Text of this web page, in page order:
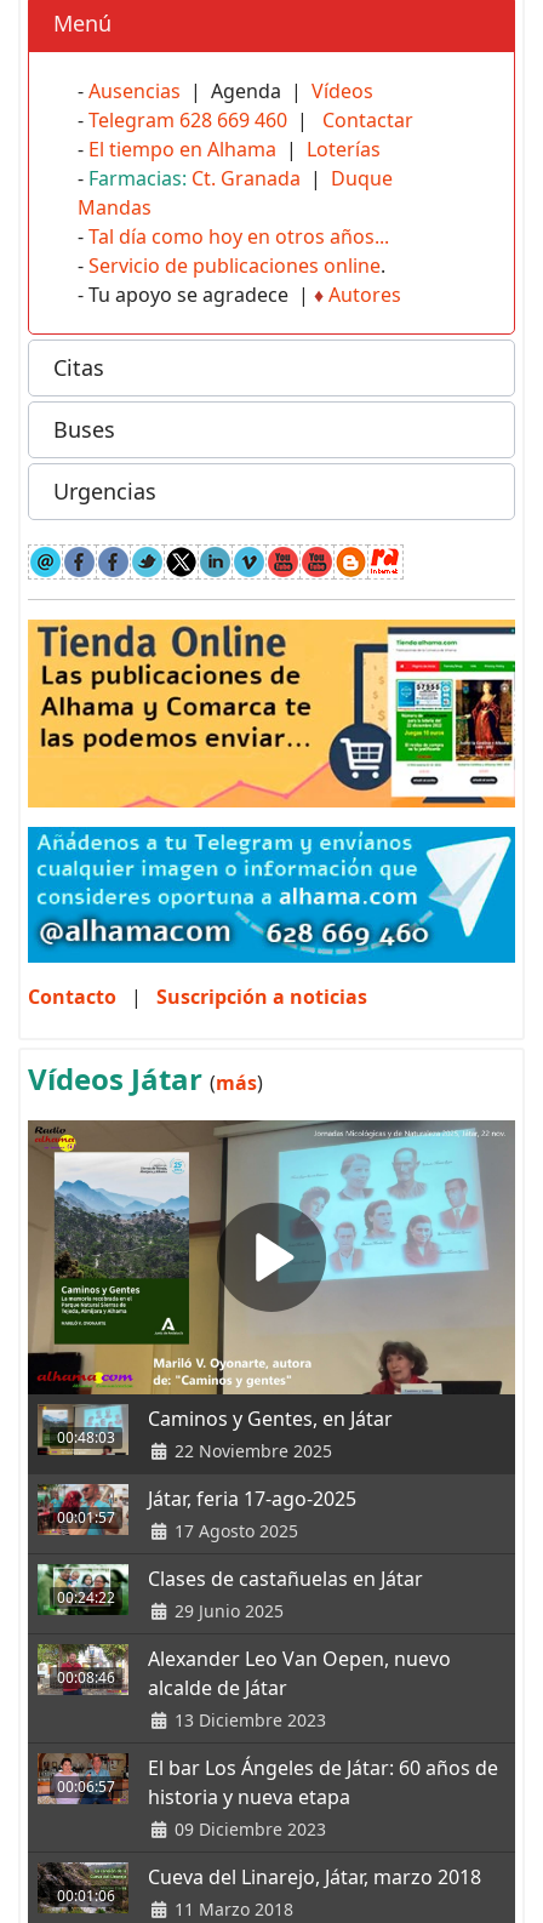
Menú
-Ausencias | Agenda | Vídeos
-Telegram 628 669 460 | Contactar
- El tiempo en Alhama | Loterías
- Farmacias: Ct. Granada | Duque
Mandas
-Tal día como hoy en otros años...
-Servicio de publicaciones online.
- Tu apoyo se agradece | ♦Autores
Citas
Buses
Urgencias
Contacto | Suscripción a noticias
Vídeos Játar (más)
00:48:03
Caminos y Gentes, en Játar
22 Noviembre 2025
00:01:57
Játar, feria 17-ago-2025
17 Agosto 2025
00:24:22
Clases de castañuelas en Játar
29 Junio 2025
00:08:46
Alexander Leo Van Oepen, nuevo
alcalde de Játar
13 Diciembre 2023
00:06:57
El bar Los Ángeles de Játar: 60 años de
historia y nueva etapa
09 Diciembre 2023
00:01:06
Cueva del Linarejo, Játar, marzo 2018
11 Marzo 2018